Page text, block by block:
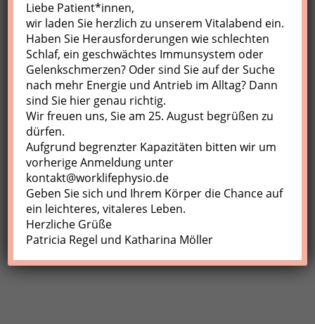
Nächste Kurse
Keine Veranstaltungen
Profil
Meine Buchungen
Abmelden
Liebe Patient*innen,
wir laden Sie herzlich zu unserem Vitalabend ein.
Haben Sie Herausforderungen wie schlechten
Schlaf, ein geschwächtes Immunsystem oder
Gelenkschmerzen? Oder sind Sie auf der Suche
nach mehr Energie und Antrieb im Alltag? Dann
sind Sie hier genau richtig.
Wir freuen uns, Sie am 25. August begrüßen zu
dürfen.
Aufgrund begrenzter Kapazitäten bitten wir um
vorherige Anmeldung unter
kontakt@worklifephysio.de
Geben Sie sich und Ihrem Körper die Chance auf
ein leichteres, vitaleres Leben.
Herzliche Grüße
Patricia Regel und Katharina Möller